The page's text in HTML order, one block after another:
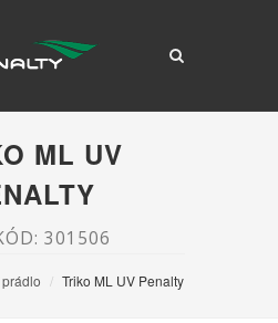
ML UV
301506
Triko ML UV Penalty